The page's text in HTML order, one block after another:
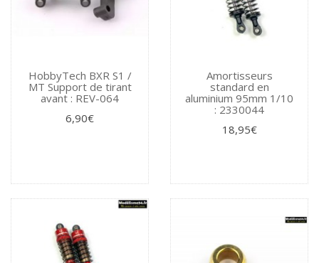
HobbyTech BXR S1 /
MT Support de tirant
avant : REV-064
6,90€
Amortisseurs
standard en
aluminium 95mm 1/10
: 2330044
18,95€